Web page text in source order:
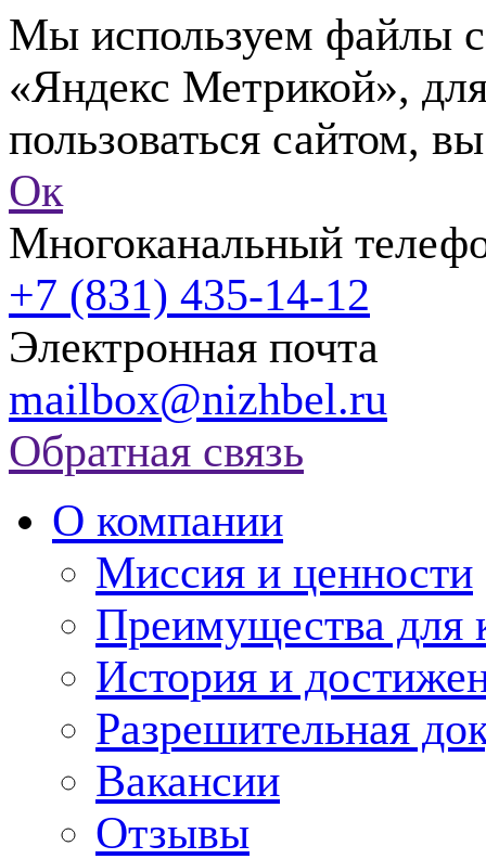
Мы используем файлы
«Яндекс Метрикой»,
пользоваться сайтом,
Ок
Многоканальный
+7 (831) 435-14-12
Электронная почта
mailbox@nizhbel.ru
Обратная связь
О компании
Миссия и ценности
Преимущества для
История и
Разрешительная
Вакансии
Отзывы